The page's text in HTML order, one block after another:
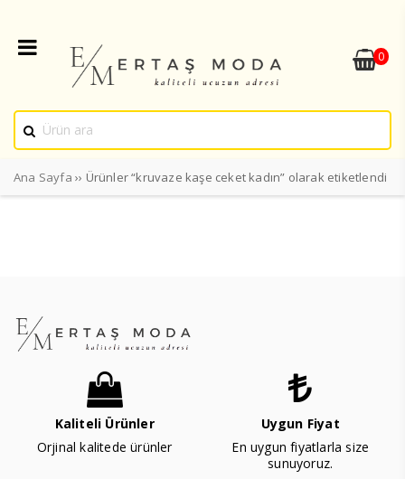
0
Ana Sayfa ›› Ürünler “kruvaze kaşe ceket kadın” olarak etiketlendi
Kaliteli Ürünler
Orjinal kalitede ürünler
Uygun Fiyat
En uygun fiyatlarla size
sunuyoruz.